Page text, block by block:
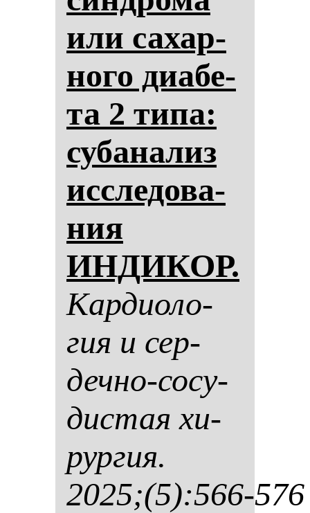
или са­хар­
но­го ди­абе­
та 2 ти­па:
су­ба­на­лиз
ис­сле­до­ва­
ния
ИНДИКОР.
Кар­ди­оло­
гия и сер­
деч­но-со­су­
дис­тая хи­
рур­гия.
2025;(5):566-576